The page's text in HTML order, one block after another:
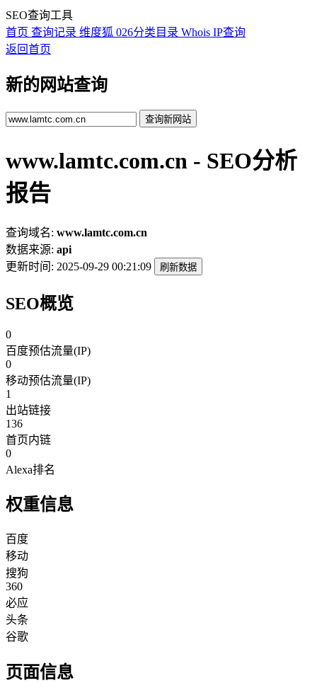
SEO查询工具
首页 查询记录 维度狐 026分类目录 Whois IP查询
返回首页
新的网站查询
查询新网站
www.lamtc.com.cn - SEO分析
报告
查询域名: www.lamtc.com.cn
数据来源: api
更新时间: 2025-09-29 00:21:09 刷新数据
SEO概览
0
百度预估流量(IP)
0
移动预估流量(IP)
1
出站链接
136
首页内链
0
Alexa排名
权重信息
百度
移动
搜狗
360
必应
头条
谷歌
页面信息